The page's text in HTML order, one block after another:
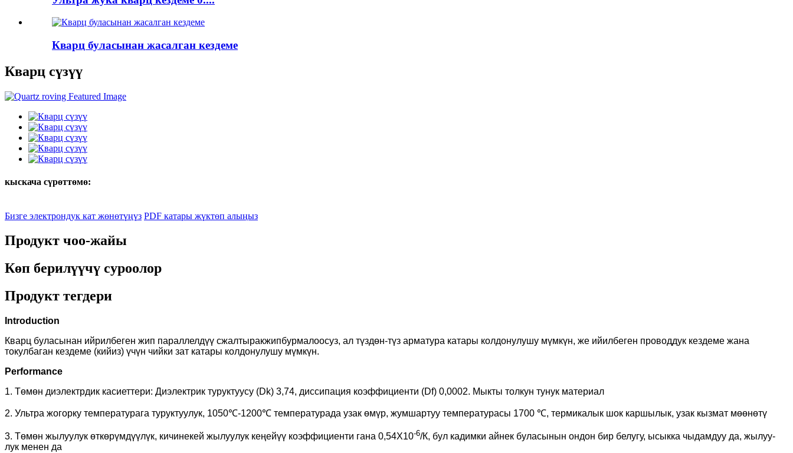
Кварц буласынан жасалган кездеме
Кварц сүзүү
кыскача сүрөттөмө:
Бизге электрондук кат жөнөтүңүз PDF катары жүктөп алыңыз
Продукт чоо-жайы
Көп берилүүчү суроолор
Продукт тегдери
Introduction
Кварц буласынан ийрилбеген жип параллелдүү cжалтыракжипбурмалоосуз, ал түздөн-түз арматура катары колдонулушу мүмкүн, же ийилбеген проводдук кездеме жана
токулбаган кездеме (кийиз) үчүн чийки зат катары колдонулушу мүмкүн.
Performance
1. Төмөн диэлектрдик касиеттери: Диэлектрик туруктуусу (Dk) 3,74, диссипация коэффициенти (Df) 0,0002. Мыкты толкун тунук материал
2. Ультра жогорку температурага туруктуулук, 1050℃-1200℃ температурада узак өмүр, жумшартуу температурасы 1700 ℃, термикалык шок каршылык, узак кызмат мөөнөтү
3. Төмөн жылуулук өткөрүмдүүлүк, кичинекей жылуулук кеңейүү коэффициенти гана 0,54X10-6/К, бул кадимки айнек буласынын ондон бир белугу, ысыкка чыдамдуу да, жылуу-
лук менен да